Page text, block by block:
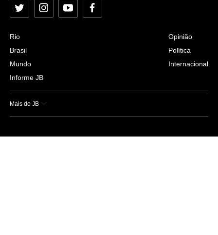
Twitter InstagramYouTubeFacebook
Rio
Brasil
Mundo
Informe JB
Opinião
Política
Internacional
Mais do JB
Esportes